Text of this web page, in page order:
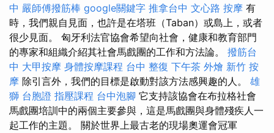
中 嚴師傅撥筋棒 google關鍵字 推拿台中 文心路 按摩 有
時，我們親自見面，也許是在塔班（Taban）或島上，或者
很少見面。 匈牙利法官協會希望向社會，健康和教育部門
的專家和組織介紹其社會馬戲團的工作和方法論。 撥筋台
中 大甲按摩 身體按摩課程 台中 整復 下午茶 外燴 新竹 按
摩 除引言外，我們的目標是啟動對該方法感興趣的人。 雄
獅 台胞證 指壓課程 台中泡腳 它支持該協會在布拉格社會
馬戲團培訓中的兩個主要參與，這是馬戲團與身體殘疾人一
起工作的主題。 關於世界上最古老的現場奧運會冠軍